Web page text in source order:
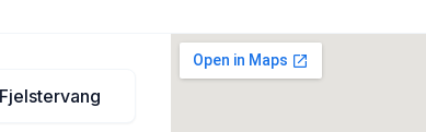
Fjelstervang